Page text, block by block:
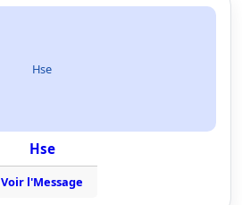
Hse
Hse
Voir l'Message